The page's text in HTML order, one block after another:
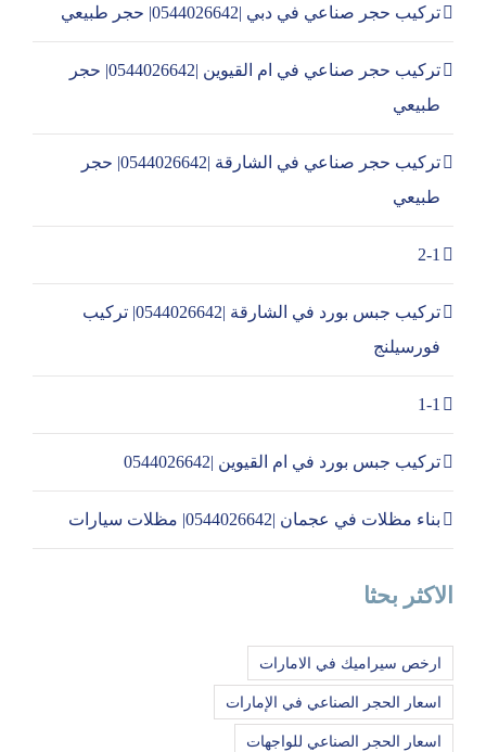
تركيب حجر صناعي في دبي |0544026642| حجر طبيعي
تركيب حجر صناعي في ام القيوين |0544026642| حجر
طبيعي
تركيب حجر صناعي في الشارقة |0544026642| حجر
طبيعي
2-1
تركيب جبس بورد في الشارقة |0544026642| تركيب
فورسيلنج
1-1
تركيب جبس بورد في ام القيوين |0544026642
بناء مظلات في عجمان |0544026642| مظلات سيارات
الاكثر بحثا
ارخص سيراميك في الامارات
اسعار الحجر الصناعي في الإمارات
اسعار الحجر الصناعي للواجهات